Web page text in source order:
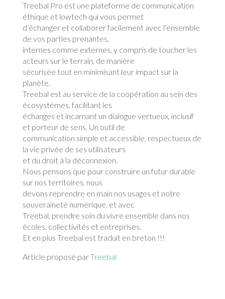
Treebal Pro est une plateforme de communication
éthique et lowtech qui vous permet
d’échanger et collaborer facilement avec l’ensemble
de vos parties prenantes,
internes comme externes, y compris de toucher les
acteurs sur le terrain, de manière
sécurisée tout en minimisant leur impact sur la
planète.
Treebal est au service de la coopération au sein des
écosystèmes, facilitant les
échanges et incarnant un dialogue vertueux, inclusif
et porteur de sens. Un outil de
communication simple et accessible, respectueux de
la vie privée de ses utilisateurs
et du droit à la déconnexion.
Nous pensons que pour construire un futur durable
sur nos territoires, nous
devons reprendre en main nos usages et notre
souveraineté numérique, et avec
Treebal, prendre soin du vivre ensemble dans nos
écoles, collectivités et entreprises.
Et en plus Treebal est traduit en breton !!!
Article proposé parTreebal